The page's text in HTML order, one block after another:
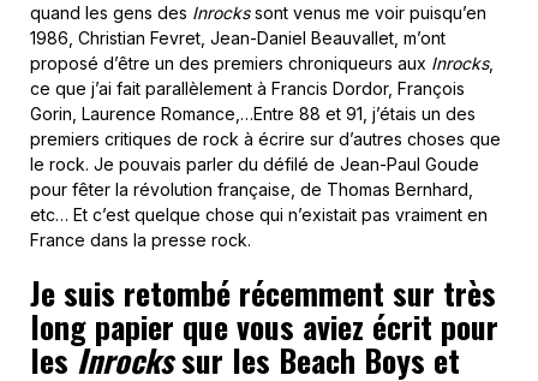
quand les gens des Inrockssont venus me voir puisqu’en
1986, Christian Fevret, Jean-Daniel Beauvallet, m’ont
proposé d’être un des premiers chroniqueurs aux Inrocks,
ce que j’ai fait parallèlement à Francis Dordor, François
Gorin, Laurence Romance,…Entre 88 et 91, j’étais un des
premiers critiques de rock à écrire sur d’autres choses que
le rock. Je pouvais parler du défilé de Jean-Paul Goude
pour fêter la révolution française, de Thomas Bernhard,
etc… Et c’est quelque chose qui n’existait pas vraiment en
France dans la presse rock.
Je suis retombé récemment sur très
long papier que vous aviez écrit pour
lesInrockssur les Beach Boys et